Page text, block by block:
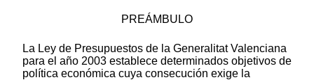
PREÁMBULO
La Ley de Presupuestos de la Generalitat Valenciana
para el año 2003 establece determinados objetivos de
política económica cuya consecución exige la